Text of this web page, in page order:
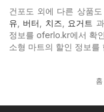
건포도 외에 다른 상품
유
버터 치즈 요거트 과
정보를 oferlo.kr에서 확
소형 마트의 할인 정보를
홈